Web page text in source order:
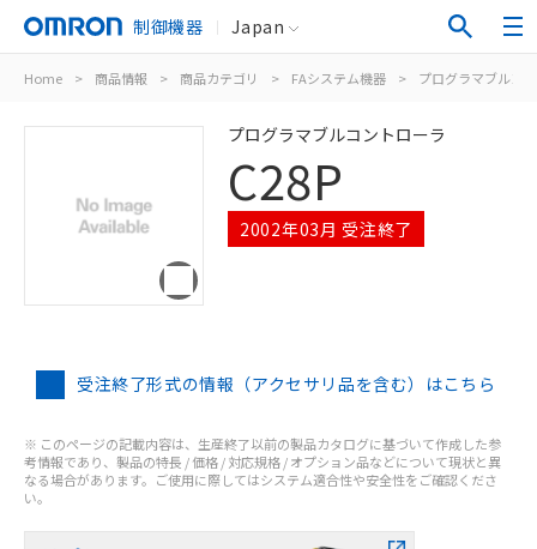
制御機器 Japan
Home > 商品情報 > 商品カテゴリ > FAシステム機器 > プログラマブルコ
プログラマブルコントローラ
C28P
2002年03月 受注終了
受注終了形式の情報（アクセサリ品を含む）はこちら
※ このページの記載内容は、生産終了以前の製品カタログに基づいて作成した参
考情報であり、製品の特長 / 価格 / 対応規格 / オプション品などについて現状と異
なる場合があります。ご使用に際してはシステム適合性や安全性をご確認くださ
い。